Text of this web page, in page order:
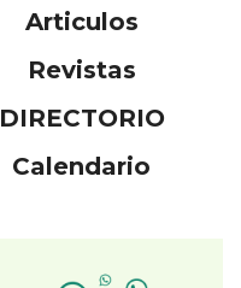
Articulos
Revistas
DIRECTORIO
Calendario